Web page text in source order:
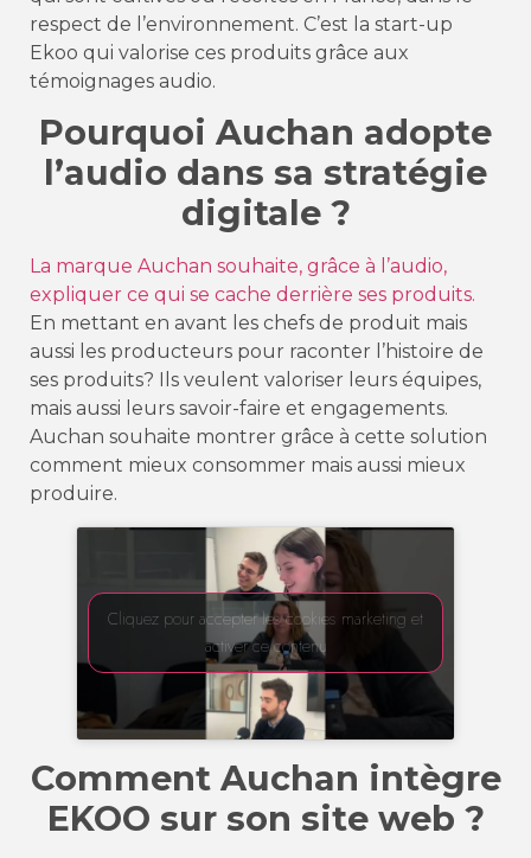
respect de l’environnement. C’est la start-up
Ekoo qui valorise ces produits grâce aux
témoignages audio.
Pourquoi Auchan adopte
l’audio dans sa stratégie
digitale ?
La marque Auchan souhaite, grâce à l’audio,
expliquer ce qui se cache derrière ses produits.
En mettant en avant les chefs de produit mais
aussi les producteurs pour raconter l’histoire de
ses produits? Ils veulent valoriser leurs équipes,
mais aussi leurs savoir-faire et engagements.
Auchan souhaite montrer grâce à cette solution
comment mieux consommer mais aussi mieux
produire.
Cliquez pour accepter les cookies marketing et
activer ce contenu
Comment Auchan intègre
EKOO sur son site web ?